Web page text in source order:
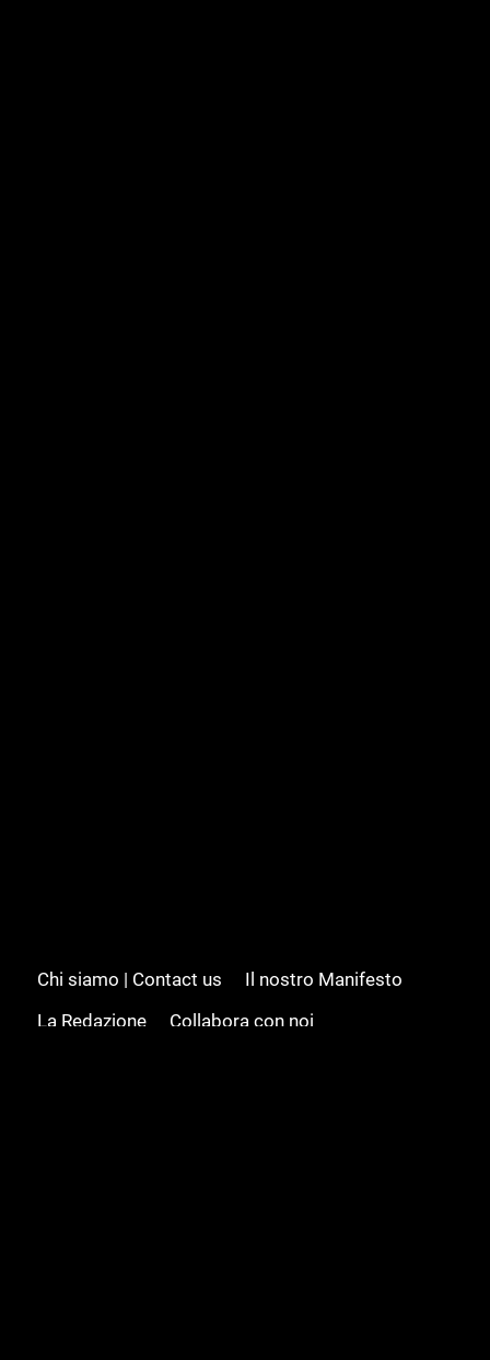
Chi siamo | Contact us
Il nostro Manifesto
La Redazione
Collabora con noi